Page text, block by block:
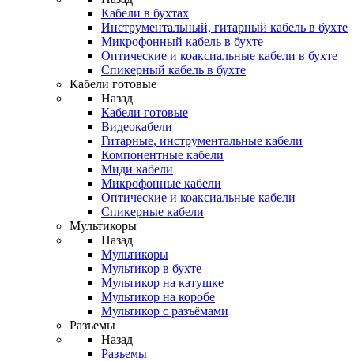
Кабели в бухтах
Инструментальный, гитарный кабель в бухте
Микрофонный кабель в бухте
Оптические и коаксиальные кабели в бухте
Спикерный кабель в бухте
Кабели готовые
Назад
Кабели готовые
Видеокабели
Гитарные, инструментальные кабели
Компонентные кабели
Миди кабели
Микрофонные кабели
Оптические и коаксиальные кабели
Спикерные кабели
Мультикоры
Назад
Мультикоры
Мультикор в бухте
Мультикор на катушке
Мультикор на коробе
Мультикор с разъёмами
Разъемы
Назад
Разъемы